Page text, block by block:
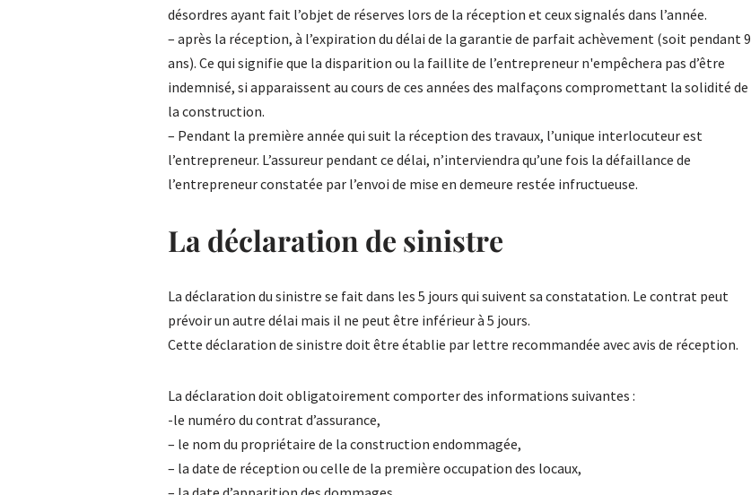
désordres ayant fait l’objet de réserves lors de la réception et ceux signalés dans l’année.
– après la réception, à l’expiration du délai de la garantie de parfait achèvement (soit pendant 9
ans). Ce qui signifie que la disparition ou la faillite de l’entrepreneur n'empêchera pas d’être
indemnisé, si apparaissent au cours de ces années des malfaçons compromettant la solidité de
la construction.
– Pendant la première année qui suit la réception des travaux, l’unique interlocuteur est
l’entrepreneur. L’assureur pendant ce délai, n’interviendra qu’une fois la défaillance de
l’entrepreneur constatée par l’envoi de mise en demeure restée infructueuse.
La déclaration de sinistre
La déclaration du sinistre se fait dans les 5 jours qui suivent sa constatation. Le contrat peut
prévoir un autre délai mais il ne peut être inférieur à 5 jours.
Cette déclaration de sinistre doit être établie par lettre recommandée avec avis de réception.
La déclaration doit obligatoirement comporter des informations suivantes :
-le numéro du contrat d’assurance,
– le nom du propriétaire de la construction endommagée,
– la date de réception ou celle de la première occupation des locaux,